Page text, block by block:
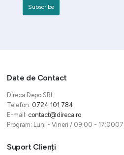
Date de Contact
Direca Depo SRL
Telefon: 0724 101 784
E-mail: contact@direca.ro
Program: Luni - Vineri / 09:00 -
Suport Clienți